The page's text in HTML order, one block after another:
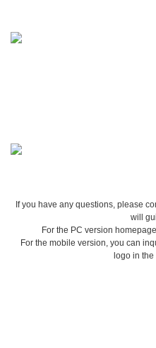
If you have any questions, please
will
For the PC version
For the mobile version, you can
logo in